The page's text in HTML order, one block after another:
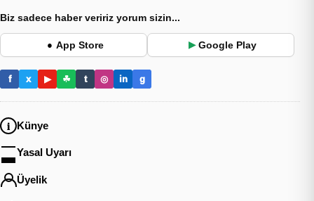
Biz sadece haber veririz yorum sizin...
● App Store ▶ Google Play
f x ▶ ☘ t ◎ in g
Künye
Yasal Uyarı
Üyelik